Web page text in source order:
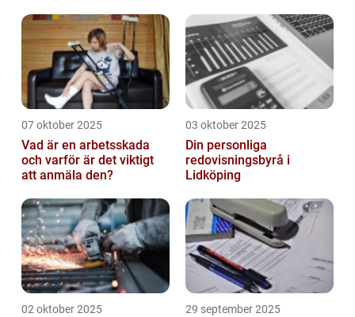
07 oktober 2025
Vad är en arbetsskada
och varför är det viktigt
att anmäla den?
03 oktober 2025
Din personliga
redovisningsbyrå i
Lidköping
02 oktober 2025 29 september 2025